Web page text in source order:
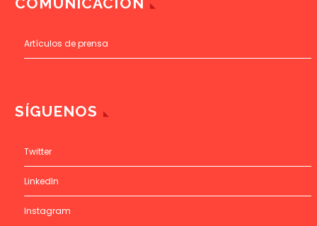
Artículos de prensa
SÍGUENOS
Twitter
LinkedIn
Instagram